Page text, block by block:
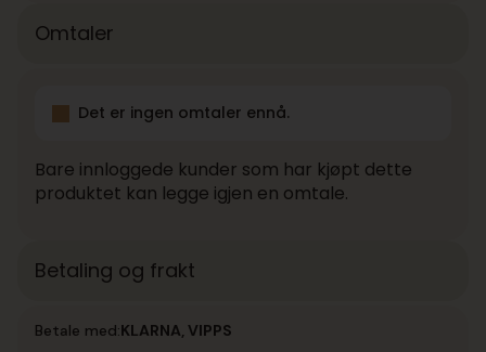
Omtaler
Det er ingen omtaler ennå.
Bare innloggede kunder som har kjøpt dette
produktet kan legge igjen en omtale.
Betaling og frakt
Betale med:KLARNA, VIPPS